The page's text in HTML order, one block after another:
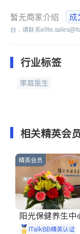
暂无商家介绍 成
台，请联系
行业标签
家庭医生
相关精英会
精英会员
阳光保健养生中
shine
iTalkBB精英认证